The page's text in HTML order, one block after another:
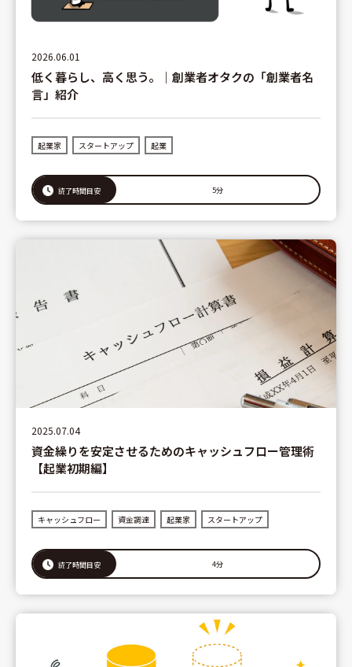
2026.06.01
低く暮らし、高く思う。｜創業者オタクの「創業者名
言」紹介
起業家 スタートアップ 起業
読了時間目安 5分
2025.07.04
資金繰りを安定させるためのキャッシュフロー管理術
【起業初期編】
キャッシュフロー 資金調達 起業家 スタートアップ
読了時間目安 4分